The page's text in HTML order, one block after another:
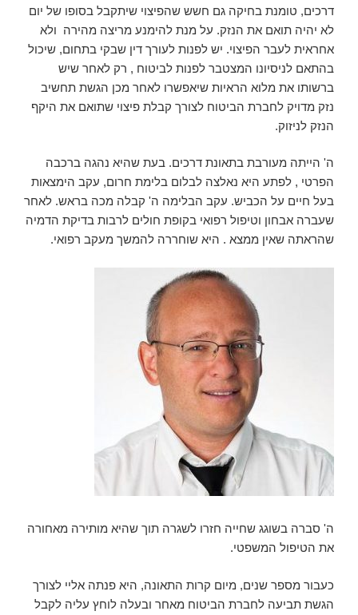
דרכים, טומנת בחיקה גם חשש שהפיצוי שיתקבל בסופו של יום
לא יהיה תואם את הנזק. על מנת להימנע מריצה מהירה ולא
אחראית לעבר הפיצוי. יש לפנות לעורך דין שבקי בתחום, שיכול
בהתאם לניסיונו המצטבר לפנות לביטוח , רק לאחר שיש
ברשותו את מלוא הראיות שיאפשרו לאחר מכן הגשת תחשיב
נזק מדויק לחברת הביטוח לצורך קבלת פיצוי שתואם את היקף
הנזק לניזוק.
ה' הייתה מעורבת בתאונת דרכים. בעת שהיא נהגה ברכבה
הפרטי , לפתע היא נאלצה לבלום בלימת חרום, עקב הימצאות
בעל חיים על הכביש. עקב הבלימה ה' קבלה מכה בראש. לאחר
שעברה אבחון וטיפול רפואי בקופת חולים לרבות בדיקת הדמיה
שהראתה שאין ממצא . היא שוחררה להמשך מעקב רפואי.
ה' סברה בשוגג שחייה חזרו לשגרה תוך שהיא מותירה מאחורה
את הטיפול המשפטי.
כעבור מספר שנים, מיום קרות התאונה, היא פנתה אליי לצורך
הגשת תביעה לחברת הביטוח מאחר ובעלה לוחץ עליה לקבל